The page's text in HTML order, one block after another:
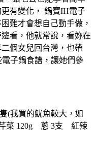
有變化， 鍋寶IH電子
難才會想自己動手做，
看，他就常說，看妳在
個女兒回台灣，也帶
子鍋食譜，讓她們參
(我買的魷魚較大，如
菜 120g 蔥 3支 紅辣